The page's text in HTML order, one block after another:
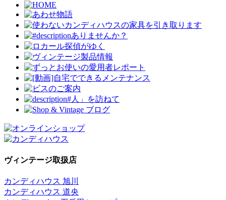
ヴィンテージ取扱店
カンディハウス 旭川
カンディハウス 道央